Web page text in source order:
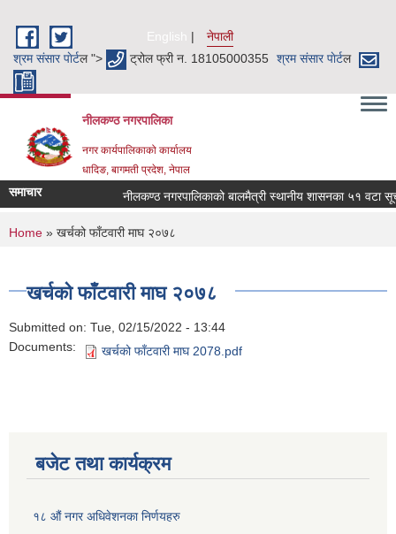
English
नेपाली
श्रम संसार पाेर्टल "> ट्रोल फ्री न. 18105000355 श्रम संसार पाेर्टल
नीलकण्ठ नगरपालिका
नगर कार्यपालिकाको कार्यालय
धादिङ, बागमती प्रदेश, नेपाल
समाचार नीलकण्ठ नगरपालिकाको बालमैत्री स्थानीय शासनका ५१ वटा
You are here
Home » खर्चको फाँटवारी माघ २०७८
खर्चको फाँटवारी माघ २०७८
Submitted on: Tue, 02/15/2022 - 13:44
Documents:
खर्चको फाँटवारी माघ 2078.pdf
बजेट तथा कार्यक्रम
१८ औं नगर अधिवेशनका निर्णयहरु